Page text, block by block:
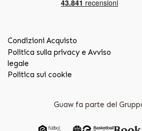
Condizioni Acquisto
Politica sulla privacy e Avviso
legale
Politica sui cookie
Guaw fa parte del